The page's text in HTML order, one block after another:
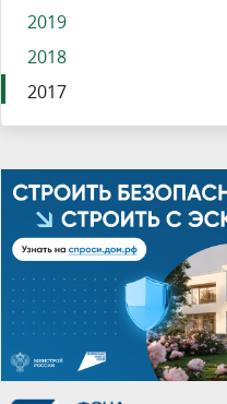
2019
2018
2017